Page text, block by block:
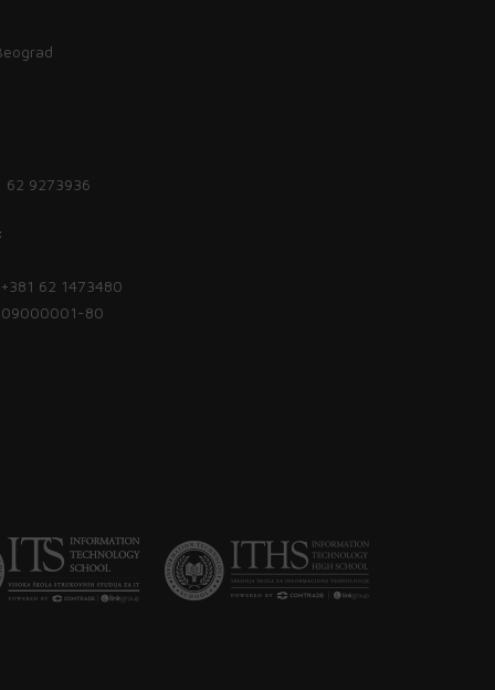
9273936
62 1473480
80